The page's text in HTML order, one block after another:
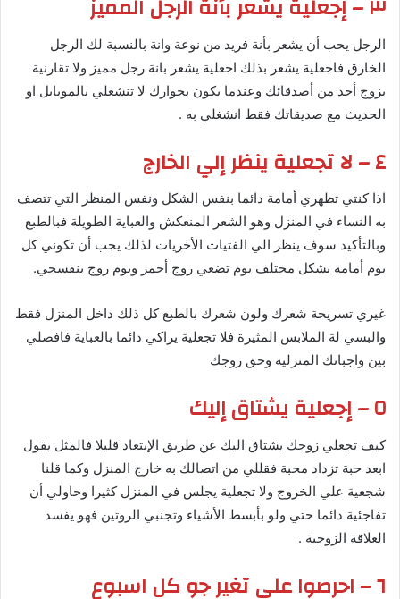
٣ – إجعلية يشعر بأنة الرجل المميز
الرجل يحب أن يشعر بأنة فريد من نوعة وانة بالنسبة لك الرجل
الخارق فاجعلية يشعر بذلك اجعلية يشعر بانة رجل مميز ولا تقارنية
بزوج أحد من أصدقائك وعندما يكون بجوارك لا تنشغلي بالموبايل او
الحديث مع صديقاتك فقط انشغلي به .
٤ – لا تجعلية ينظر إلي الخارج
اذا كنتي تظهري أمامة دائما بنفس الشكل ونفس المنظر التي تتصف
به النساء في المنزل وهو الشعر المنعكش والعباية الطويلة فبالطبع
وبالتأكيد سوف ينظر الي الفتيات الأخريات لذلك يجب أن تكوني كل
يوم أمامة بشكل مختلف يوم تضعي روج أحمر ويوم روج بنفسجي.
غيري تسريحة شعرك ولون شعرك بالطبع كل ذلك داخل المنزل فقط
والبسي لة الملابس المثيرة فلا تجعلية يراكي دائما بالعباية فافصلي
بين واجباتك المنزليه وحق زوجك
٥ – إجعلية يشتاق إليك
كيف تجعلي زوجك يشتاق اليك عن طريق الإبتعاد قليلا فالمثل يقول
ابعد حبة تزداد محبة فقللي من اتصالك به خارج المنزل وكما قلنا
شجعية علي الخروج ولا تجعلية يجلس في المنزل كثيرا وحاولي أن
تفاجئية دائما حتي ولو بأبسط الأشياء وتجنبي الروتين فهو يفسد
العلاقة الزوجية .
٦ – احرصوا علي تغير جو كل اسبوع